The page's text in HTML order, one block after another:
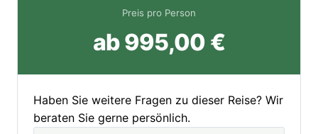
Preis pro Person
ab 995,00 €
Haben Sie weitere Fragen zu dieser Reise? Wir
beraten Sie gerne persönlich.